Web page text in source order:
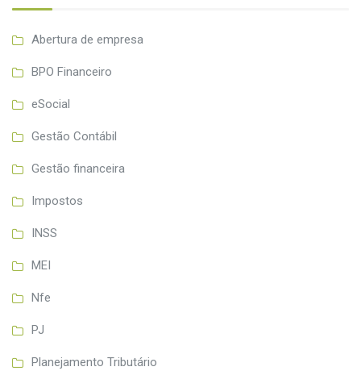
Abertura de empresa
BPO Financeiro
eSocial
Gestão Contábil
Gestão financeira
Impostos
INSS
MEI
Nfe
PJ
Planejamento Tributário